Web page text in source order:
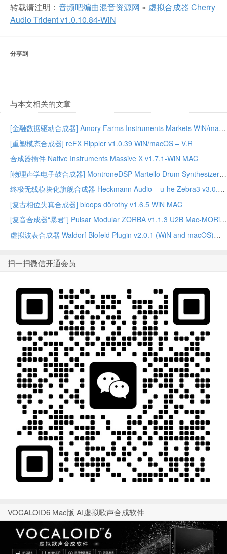
转载请注明： 音频吧编曲混音资源网 » 虚拟合成器 Cherry
Audio Trident v1.0.10.84-WiN
分享到
与本文相关的文章
[金融数据驱动合成器] Amory Farms Instruments Markets WiN/macOS – ARCADiA
[重塑模态合成器] reFX Rippler v1.0.39 WiN/macOS – V.R
合成器插件 Native Instruments Massive X v1.7.1-WiN MAC
[物理声学电子鼓合成器] MontroneDSP Martello Drum Synthesizer v1.0.1 Linux x86_64
终极无线模块化旗舰合成器 Heckmann Audio – u-he Zebra3 v3.0.1.22165 [V.R]
[复古相位失真合成器] bloops dörothy v1.6.5 WiN MAC
[复音合成器“暴君”] Pulsar Modular ZORBA v1.1.3 U2B Mac-MORiA
虚拟波表合成器 Waldorf Blofeld Plugin v2.0.1 (WiN and macOS)
扫一扫微信开通会员
VOCALOID6 Mac版 AI虚拟歌声合成软件